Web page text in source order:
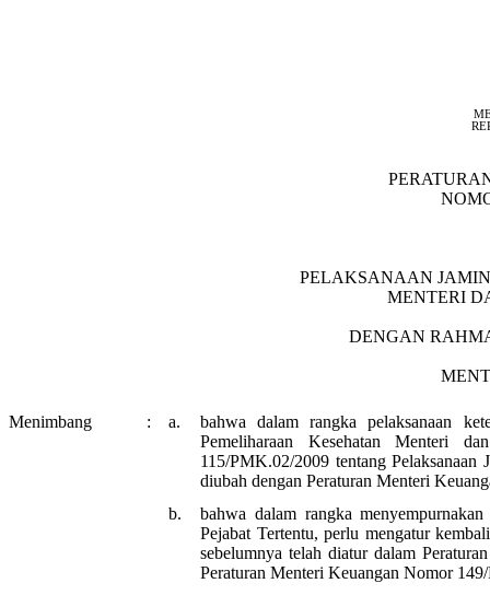
PELAKSANAAN
MENTERI
DENGAN
Menimbang : a.
bahwa dalam rangka pelaksanaan
Pemeliharaan Kesehatan Menteri
115/PMK.02/2009 tentang Pelaksanaan
diubah dengan Peraturan Menteri
b.
bahwa dalam rangka
Pejabat Tertentu, perlu mengatur
sebelumnya telah diatur dalam
Peraturan Menteri Keuangan Nomor